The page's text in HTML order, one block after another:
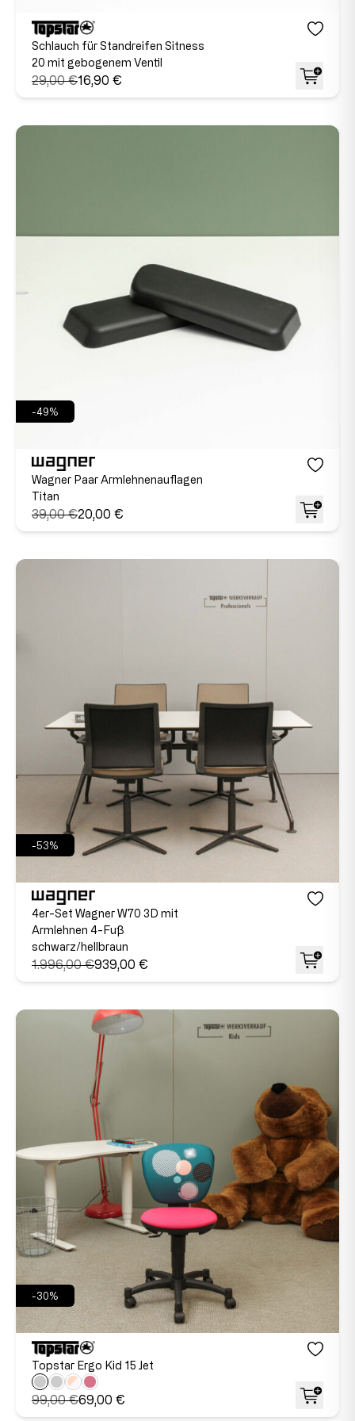
Schlauch für Standreifen Sitness
20 mit gebogenem Ventil
29,00 €16,90 €
-49%
Wagner Paar Armlehnenauflagen
Titan
39,00 €20,00 €
-53%
4er-Set Wagner W70 3D mit
Armlehnen 4-Fuß
schwarz/hellbraun
1.996,00 €939,00 €
-30%
Topstar Ergo Kid 15 Jet
99,00 €69,00 €